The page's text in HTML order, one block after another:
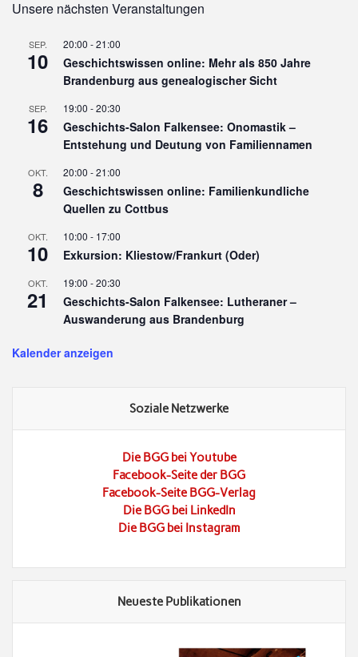
Unsere nächsten Veranstaltungen
SEP.
10
20:00 -21:00
Geschichtswissen online: Mehr als 850 Jahre
Brandenburg aus genealogischer Sicht
SEP.
16
19:00 -20:30
Geschichts-Salon Falkensee: Onomastik –
Entstehung und Deutung von Familiennamen
OKT.
8
20:00 -21:00
Geschichtswissen online: Familienkundliche
Quellen zu Cottbus
OKT.
10
10:00 - 17:00
Exkursion: Kliestow/Frankurt (Oder)
OKT.
21
19:00 -20:30
Geschichts-Salon Falkensee: Lutheraner –
Auswanderung aus Brandenburg
Kalender anzeigen
Soziale Netzwerke
Die BGG bei Youtube
Facebook-Seite der BGG
Facebook-Seite BGG-Verlag
Die BGG bei LinkedIn
Die BGG bei Instagram
Neueste Publikationen